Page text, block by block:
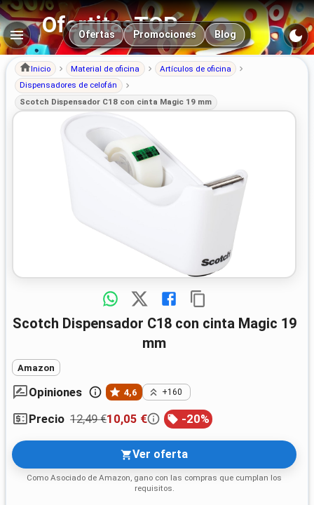
OfertitasTOP
Navegación principal
Ofertas Promociones Blog
Inicio Material de oficina
Artículos de oficina
Dispensadores de celofán
Scotch Dispensador C18 con cinta Magic 19 mm
Scotch Dispensador C18 con cinta Magic 19
mm
Amazon
Opiniones 4,6 +160
Precio 12,49 €10,05 € -20%
Ver oferta
Como Asociado de Amazon, gano con las compras que cumplan los
requisitos.